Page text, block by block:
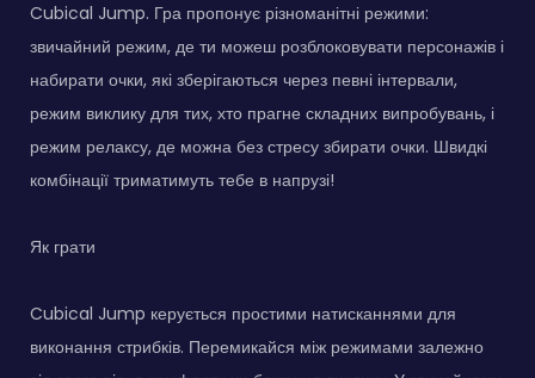
Cubical Jump. Гра пропонує різноманітні режими:
звичайний режим, де ти можеш розблоковувати персонажів і
набирати очки, які зберігаються через певні інтервали,
режим виклику для тих, хто прагне складних випробувань, і
режим релаксу, де можна без стресу збирати очки. Швидкі
комбінації триматимуть тебе в напрузі!
Як грати
Cubical Jump керується простими натисканнями для
виконання стрибків. Перемикайся між режимами залежно